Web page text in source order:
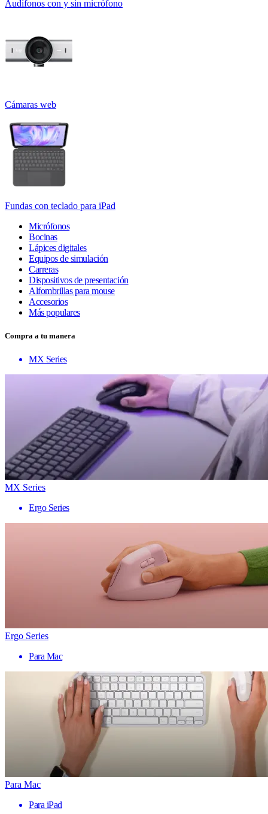
Audífonos con y sin micrófono
Cámaras web
Fundas con teclado para iPad
Micrófonos
Bocinas
Lápices digitales
Equipos de simulación
Carreras
Dispositivos de presentación
Alfombrillas para mouse
Accesorios
Más populares
Compra a tu manera
MX Series
MX Series
Ergo Series
Ergo Series
Para Mac
Para Mac
Para iPad